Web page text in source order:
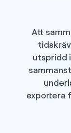
Att
utspridd
exportera